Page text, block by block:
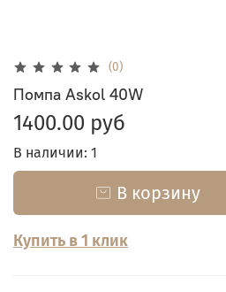
(0)
Помпа Askol 40W
1400.00 руб
В наличии: 1
В корзину
Купить в 1 клик